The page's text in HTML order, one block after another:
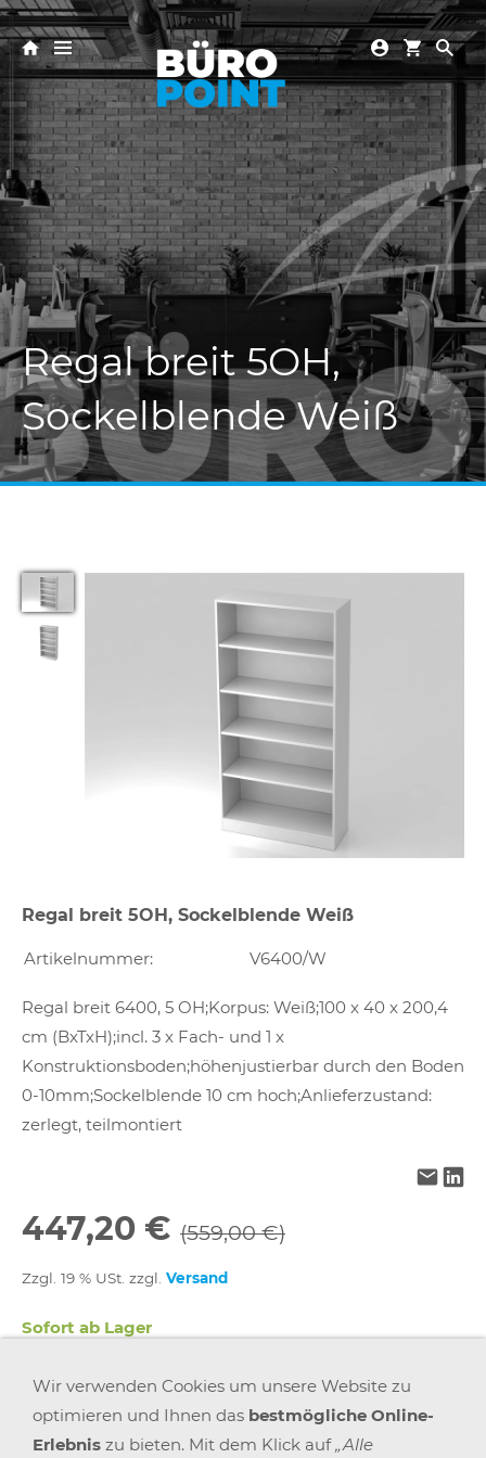
Regal breit 5OH,
Sockelblende Weiß
Regal breit 5OH, Sockelblende Weiß
Artikelnummer: V6400/W
Regal breit 6400, 5 OH;Korpus: Weiß;100 x 40 x 200,4
cm (BxTxH);incl. 3 x Fach- und 1 x
Konstruktionsboden;höhenjustierbar durch den Boden
0-10mm;Sockelblende 10 cm hoch;Anlieferzustand:
zerlegt, teilmontiert
447,20 € (559,00 €)
Zzgl. 19 % USt. zzgl. Versand
Sofort ab Lager
Wir verwenden Cookies um unsere Website zu
optimieren und Ihnen das bestmögliche Online-
Erlebnis zu bieten. Mit dem Klick auf„Alle